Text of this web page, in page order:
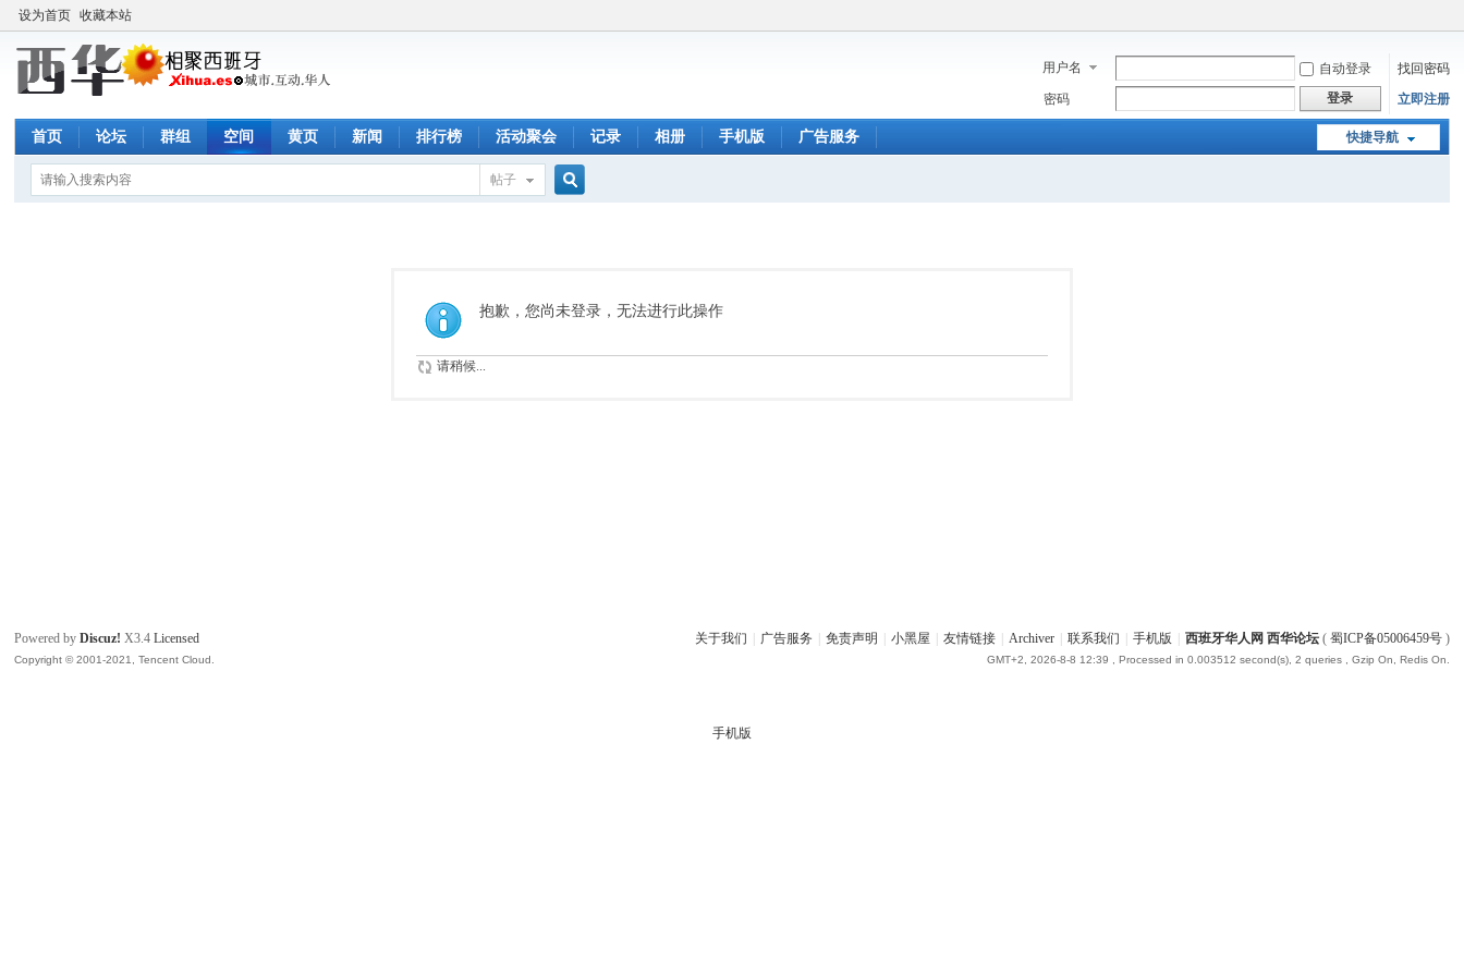
设为首页 收藏本站
用户名 自动登录
找回密码
密码
登录 立即注册
快捷导航
首页 论坛 群组 空间 黄页 新闻 排行榜 活动聚会 记录 相册 手机版 广告服务
帖子
索
抱歉，您尚未登录，无法进行此操作
请稍候...
关于我们 广告服务 免责声明 小黑屋 友情链接 Archiver 联系我们 手机版 西班牙华人网 西华论坛( 蜀ICP备05006459号)
GMT+2, 2026-8-8 12:39 , Processed in 0.003512 second(s), 2 queries , Gzip On, Redis On.
Powered byDiscuz! X3.4 Licensed
Copyright © 2001-2021, Tencent Cloud.
手机版